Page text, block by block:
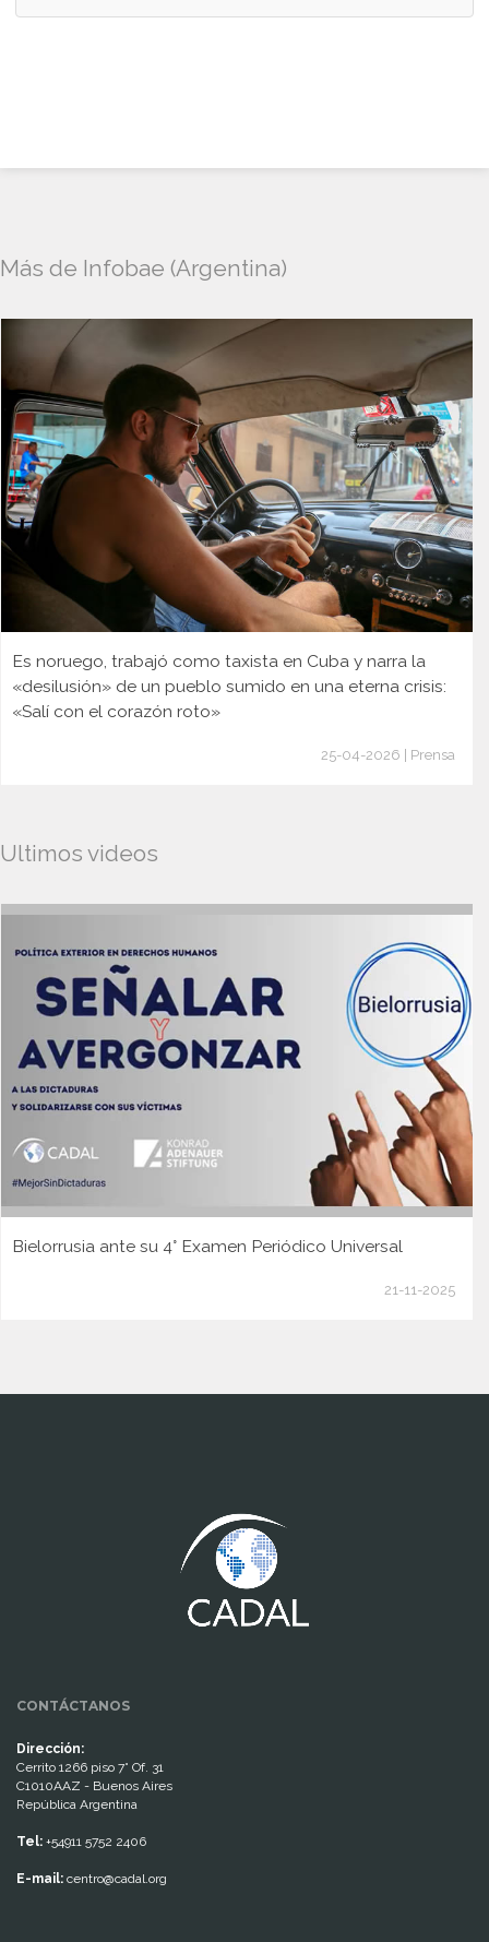
Más de Infobae (Argentina)
Es noruego, trabajó como taxista en Cuba y narra la
«desilusión» de un pueblo sumido en una eterna crisis:
«Salí con el corazón roto»
25-04-2026 | Prensa
Ultimos videos
Bielorrusia ante su 4° Examen Periódico Universal
21-11-2025
CONTÁCTANOS
Dirección:
Cerrito 1266 piso 7° Of. 31
C1010AAZ - Buenos Aires
República Argentina
Tel: +54911 5752 2406
E-mail: centro@cadal.org